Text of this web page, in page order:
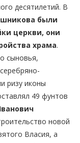
десятилетий. В
были
церкви, они
храма.
сыновья,
ризу иконы
49 фунтов
новой
Власия, а